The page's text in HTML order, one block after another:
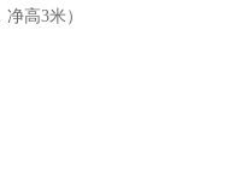
高3米）